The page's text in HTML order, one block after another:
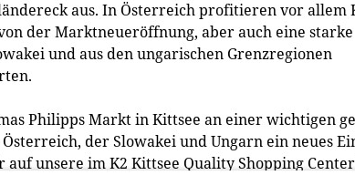
aus. In Österreich profitieren vor allem
der Marktneueröffnung, aber auch eine starke
und aus den ungarischen Grenzregionen
Philipps Markt in Kittsee an einer wichtigen
der Slowakei und Ungarn ein neues
unsere im K2 Kittsee Quality Shopping
breites Angebot mit unserem Fokus auf